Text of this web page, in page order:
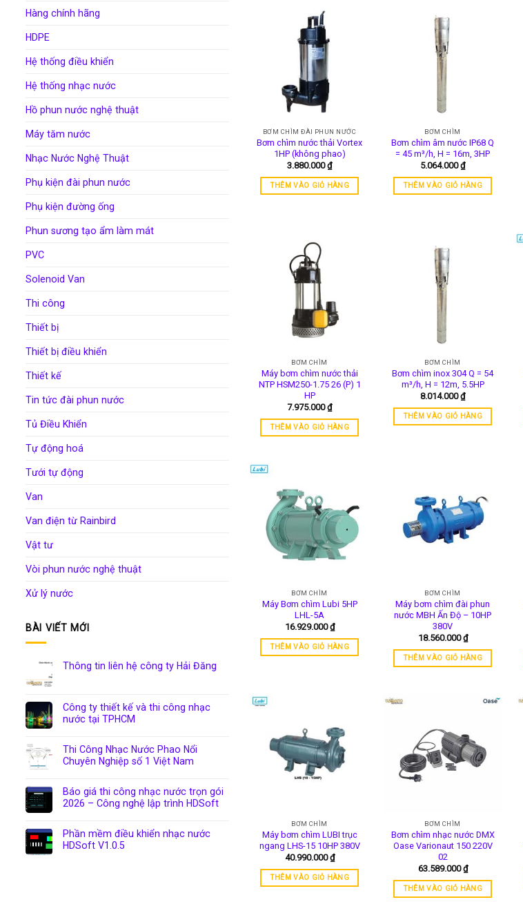
Hàng chính hãng
HDPE
Hệ thống điều khiển
Hệ thống nhạc nước
Hồ phun nước nghệ thuật
Máy tăm nước
Nhạc Nước Nghệ Thuật
Phụ kiện đài phun nước
Phụ kiện đường ống
Phun sương tạo ẩm làm mát
PVC
Solenoid Van
Thi công
Thiết bị
Thiết bị điều khiển
Thiết kế
Tin tức đài phun nước
Tủ Điều Khiển
Tự động hoá
Tưới tự động
Van
Van điện từ Rainbird
Vật tư
Vòi phun nước nghệ thuật
Xử lý nước
BÀI VIẾT MỚI
Thông tin liên hệ công ty Hải Đăng
Công ty thiết kế và thi công nhạc
nước tại TPHCM
Thi Công Nhạc Nước Phao Nổi
Chuyên Nghiệp số 1 Việt Nam
Báo giá thi công nhạc nước trọn gói
2026 – Công nghệ lập trình HDSoft
Phần mềm điều khiển nhạc nước
HDSoft V1.0.5
có
nhiều
biến
thể.
Các
thể
được
chọn
trên
trang
BƠM CHÌM ĐÀI PHUN NƯỚC
Bơm chìm nước thải Vortex
1HP (không phao)
3.880.000₫
THÊM VÀO GIỎ HÀNG
BƠM CHÌM
Bơm chìm âm nước IP68 Q
= 45 m³/h, H = 16m, 3HP
5.064.000₫
THÊM VÀO GIỎ HÀNG
BƠM CHÌM
Máy bơm chìm nước thải
NTP HSM250-1.75 26 (P) 1
HP
7.975.000₫
THÊM VÀO GIỎ HÀNG
BƠM CHÌM
Bơm chìm inox 304 Q = 54
m³/h, H = 12m, 5.5HP
8.014.000₫
THÊM VÀO GIỎ HÀNG
BƠM CHÌM
Máy Bơm chìm Lubi 5HP
LHL-5A
16.929.000₫
THÊM VÀO GIỎ HÀNG
BƠM CHÌM
Máy bơm chìm đài phun
nước MBH Ấn Độ – 10HP
380V
18.560.000₫
THÊM VÀO GIỎ HÀNG
BƠM CHÌM
Máy bơm chìm LUBI trục
ngang LHS-15 10HP 380V
40.990.000₫
THÊM VÀO GIỎ HÀNG
BƠM CHÌM
Bơm chìm nhạc nước DMX
Oase Varionaut 150 220V
02
63.589.000₫
THÊM VÀO GIỎ HÀNG